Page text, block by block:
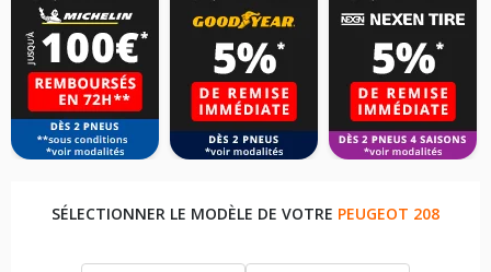
SÉLECTIONNER LE MODÈLE DE VOTRE PEUGEOT 208